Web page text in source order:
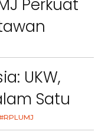
Perkuat
UKW,
Satu
Tua dalam Menjaga